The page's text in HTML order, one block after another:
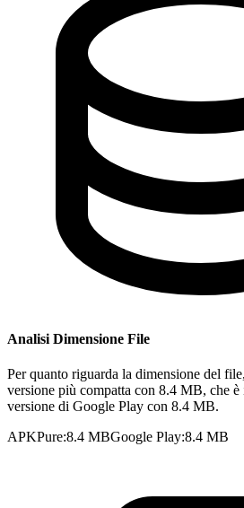
Analisi Dimensione File
Per quanto riguarda la dimensione del
versione più compatta con 8.4 MB, che
versione di Google Play con 8.4 MB.
APKPure:8.4 MBGoogle Play:8.4 MB